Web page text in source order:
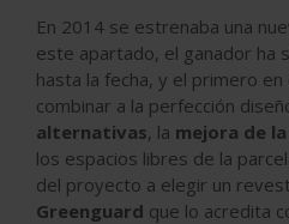
En 2014 se estrenaba una
este apartado, el ganador ha
hasta la fecha, y el primero
combinar a la perfección
alternativas, la mejora de
los espacios libres de la
del proyecto a elegir un
Greenguard que lo acredita